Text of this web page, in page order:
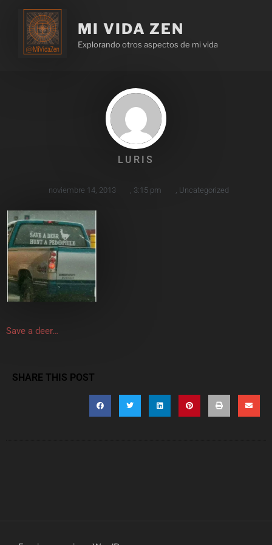
MI VIDA ZEN
Explorando otros aspectos de mi vida
LURIS
noviembre 14, 2013 3:15 pm Uncategorized
Save a deer…
SHARE THIS POST